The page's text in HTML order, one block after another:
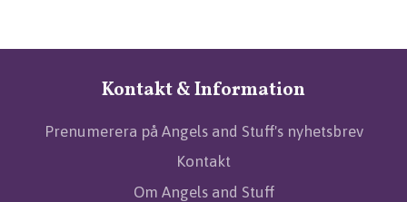
Kontakt & Information
Prenumerera på Angels and Stuff's nyhetsbrev
Kontakt
Om Angels and Stuff